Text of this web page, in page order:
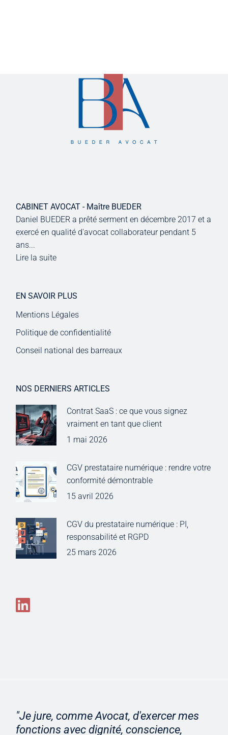
CABINET AVOCAT - Maître BUEDER
Daniel BUEDER a prêté serment en décembre 2017 et a
exercé en qualité d'avocat collaborateur pendant 5
ans...
Lire la suite
EN SAVOIR PLUS
Mentions Légales
Politique de confidentialité
Conseil national des barreaux
NOS DERNIERS ARTICLES
Contrat SaaS : ce que vous signez
vraiment en tant que client
1 mai 2026
CGV prestataire numérique : rendre votre
conformité démontrable
15 avril 2026
CGV du prestataire numérique : PI,
responsabilité et RGPD
25 mars 2026
"Je jure, comme Avocat, d'exercer mes
fonctions avec dignité, conscience,